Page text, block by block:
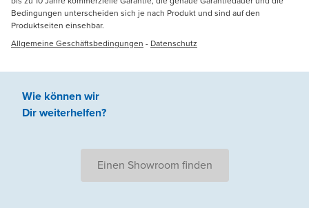
Bedingungen unterscheiden sich je nach Produkt und sind auf den
Produktseiten einsehbar.
Allgemeine Geschäftsbedingungen - Datenschutz
Wie können wir
Dir weiterhelfen?
Einen Showroom finden